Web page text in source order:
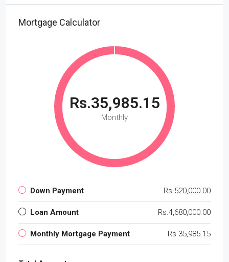
Mortgage Calculator
Rs.35,985.15
Monthly
Down Payment Rs.520,000.00
Loan Amount Rs.4,680,000.00
Monthly Mortgage Payment Rs.35,985.15